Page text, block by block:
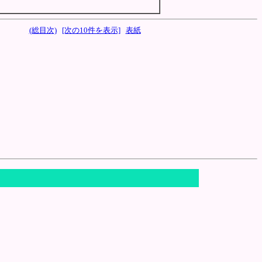
(総目次) [次の10件を表示] 表紙